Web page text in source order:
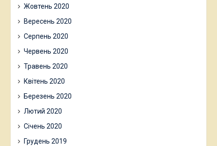
Жовтень 2020
Вересень 2020
Серпень 2020
Червень 2020
Травень 2020
Квітень 2020
Березень 2020
Лютий 2020
Січень 2020
Грудень 2019